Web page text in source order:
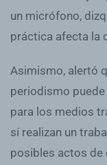
un micrófono,
práctica afecta la
Asimismo, alertó
periodismo
para los medios
sí realizan un
posibles actos de